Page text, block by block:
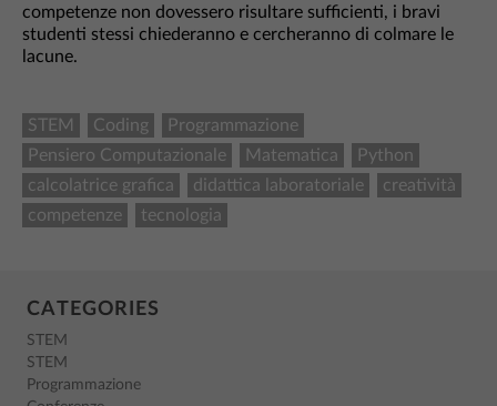
competenze non dovessero risultare sufficienti, i bravi
studenti stessi chiederanno e cercheranno di colmare le
lacune.
STEM Coding
Programmazione
Pensiero Computazionale
Matematica
Python
calcolatrice grafica
didattica laboratoriale
creatività
competenze
tecnologia
CATEGORIES
STEM
STEM
Programmazione